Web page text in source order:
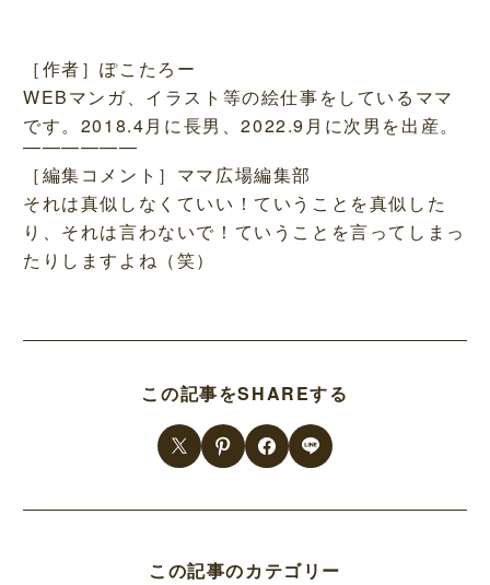
［作者］ぽこたろー
WEBマンガ、イラスト等の絵仕事をしているママ
です。2018.4月に長男、2022.9月に次男を出産。
——————
［編集コメント］ママ広場編集部
それは真似しなくていい！ていうことを真似した
り、それは言わないで！ていうことを言ってしまっ
たりしますよね（笑）
この記事をSHAREする
この記事のカテゴリー